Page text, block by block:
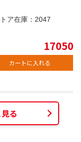
ア在庫： 2047
17050
カートに入れる
る